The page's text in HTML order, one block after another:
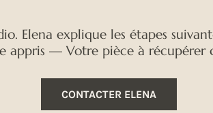
Elena explique les étapes
appris — Votre pièce à récupérer
CONTACTER ELENA